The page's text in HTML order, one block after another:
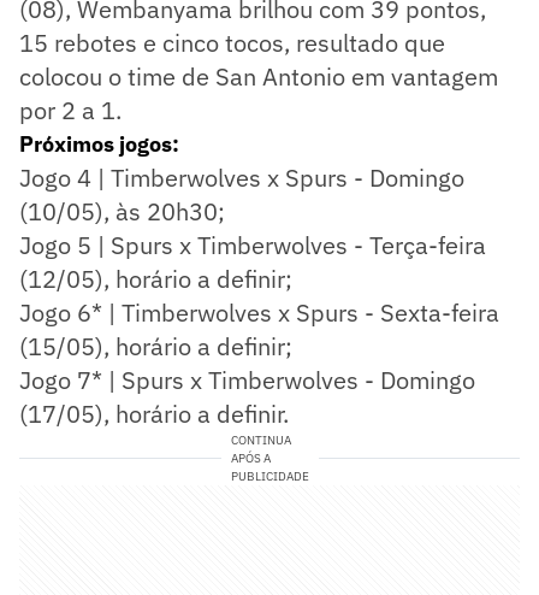
(08), Wembanyama brilhou com 39 pontos,
15 rebotes e cinco tocos, resultado que
colocou o time de San Antonio em vantagem
por 2 a 1.
Próximos jogos:
Jogo 4 | Timberwolves x Spurs - Domingo
(10/05), às 20h30;
Jogo 5 | Spurs x Timberwolves - Terça-feira
(12/05), horário a definir;
Jogo 6* | Timberwolves x Spurs - Sexta-feira
(15/05), horário a definir;
Jogo 7* | Spurs x Timberwolves - Domingo
(17/05), horário a definir.
CONTINUA
APÓS A
PUBLICIDADE